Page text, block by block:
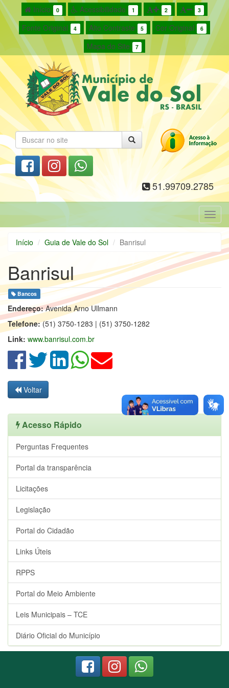
Início 0 Acessibilidade 1 2 3
Fonte Original 4 Alto Contraste 5 Cor Original 6
Mapa do Site 7
51.99709.2785
Início Guia de Vale do Sol Banrisul
Banrisul
Bancos
Endereço:Avenida Arno Ullmann
Telefone:(51) 3750-1283 | (51) 3750-1282
Link: www.banrisul.com.br
Voltar
Acesso Rápido
Perguntas Frequentes
Portal da transparência
Licitações
Legislação
Portal do Cidadão
Links Úteis
RPPS
Portal do Meio Ambiente
Leis Municipais – TCE
Diário Oficial do Município